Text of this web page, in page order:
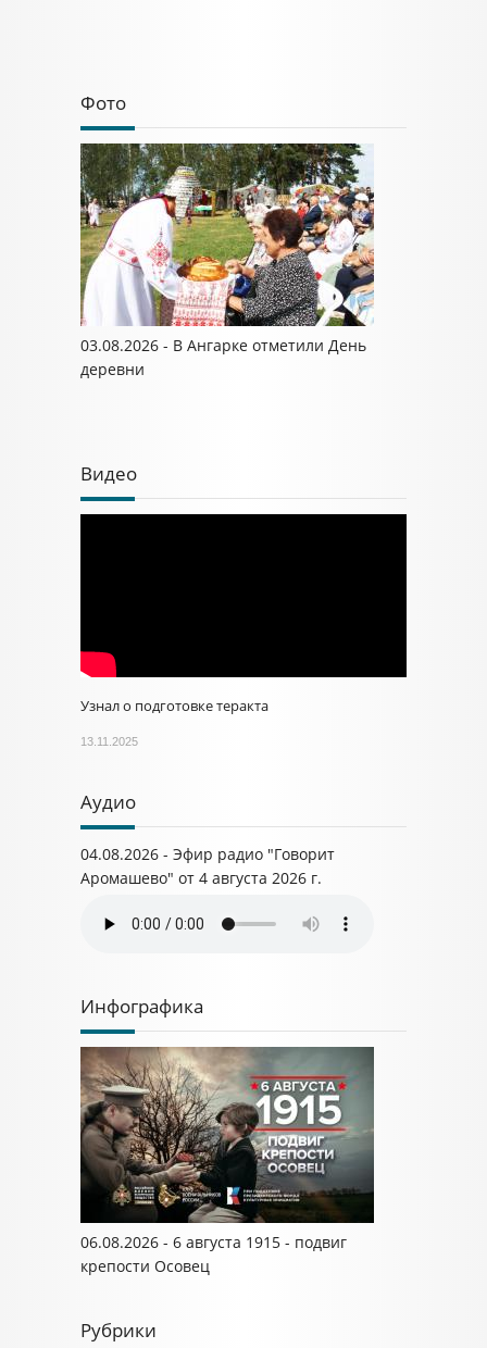
Фото
03.08.2026 - В Ангарке отметили День
деревни
Видео
Узнал о подготовке теракта
13.11.2025
Аудио
04.08.2026 - Эфир радио "Говорит
Аромашево" от 4 августа 2026 г.
Инфографика
06.08.2026 - 6 августа 1915 - подвиг
крепости Осовец
Рубрики